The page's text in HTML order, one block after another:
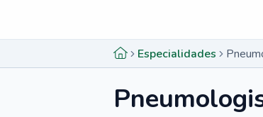
Especialidades